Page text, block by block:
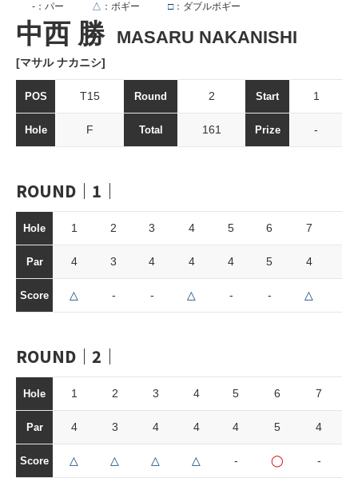
中西 勝 MASARU NAKANISHI
[マサル ナカニシ]
- ：パー △ ：ボギー □：ダブルボギー
POS T15 Round 2 Start 1
Hole F Total 161 Prize -
ROUND｜1｜
Hole 1 2 3 4 5 6 7
Par 4 3 4 4 4 5 4
Score △ - - △ - - △
ROUND｜2｜
Hole 1 2 3 4 5 6 7
Par 4 3 4 4 4 5 4
Score △ △ △ △ - ◯ -